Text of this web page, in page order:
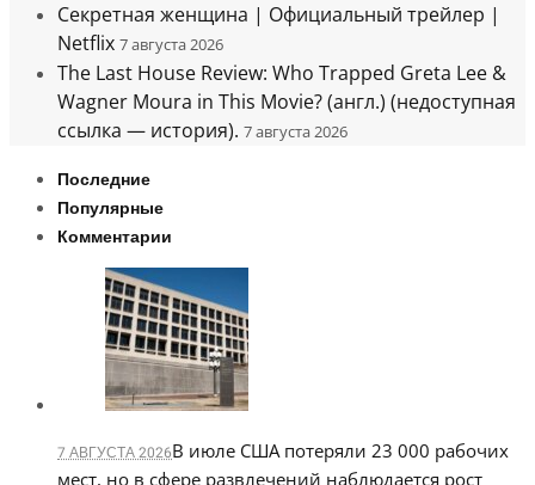
Секретная женщина | Официальный трейлер |
Netflix 7 августа 2026
The Last House Review: Who Trapped Greta Lee &
Wagner Moura in This Movie? (англ.) (недоступная
ссылка — история). 7 августа 2026
Последние
Популярные
Комментарии
7 АВГУСТА 2026В июле США потеряли 23 000 рабочих
мест, но в сфере развлечений наблюдается рост